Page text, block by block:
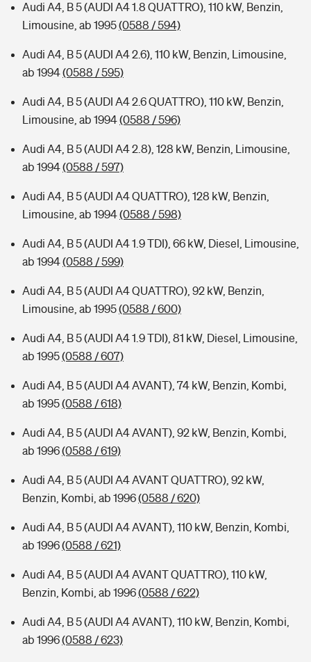
Typklassen: So ist Ihr Auto eingestuft
Sie haben Fragen?
Audi A4, B 5 (AUDI A4 1.8 QUATTRO), 110 kW, Benzin,
Limousine, ab 1995(0588 / 594)
Audi A4, B 5 (AUDI A4 2.6), 110 kW, Benzin, Limousine,
ab 1994(0588 / 595)
Audi A4, B 5 (AUDI A4 2.6 QUATTRO), 110 kW, Benzin,
Limousine, ab 1994(0588 / 596)
Audi A4, B 5 (AUDI A4 2.8), 128 kW, Benzin, Limousine,
ab 1994(0588 / 597)
Audi A4, B 5 (AUDI A4 QUATTRO), 128 kW, Benzin,
Limousine, ab 1994(0588 / 598)
Audi A4, B 5 (AUDI A4 1.9 TDI), 66 kW, Diesel, Limousine,
ab 1994(0588 / 599)
Audi A4, B 5 (AUDI A4 QUATTRO), 92 kW, Benzin,
Limousine, ab 1995(0588 / 600)
Audi A4, B 5 (AUDI A4 1.9 TDI), 81 kW, Diesel, Limousine,
ab 1995(0588 / 607)
Audi A4, B 5 (AUDI A4 AVANT), 74 kW, Benzin, Kombi,
ab 1995(0588 / 618)
Audi A4, B 5 (AUDI A4 AVANT), 92 kW, Benzin, Kombi,
ab 1996(0588 / 619)
Audi A4, B 5 (AUDI A4 AVANT QUATTRO), 92 kW,
Benzin, Kombi, ab 1996(0588 / 620)
Audi A4, B 5 (AUDI A4 AVANT), 110 kW, Benzin, Kombi,
ab 1996(0588 / 621)
Audi A4, B 5 (AUDI A4 AVANT QUATTRO), 110 kW,
Benzin, Kombi, ab 1996(0588 / 622)
Audi A4, B 5 (AUDI A4 AVANT), 110 kW, Benzin, Kombi,
ab 1996(0588 / 623)